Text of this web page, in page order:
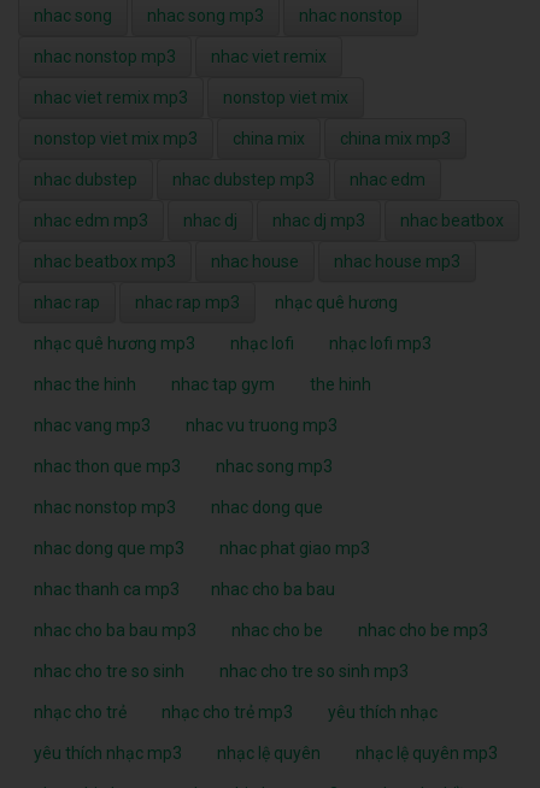
nhac song nhac song mp3 nhac nonstop
nhac nonstop mp3 nhac viet remix
nhac viet remix mp3 nonstop viet mix
nonstop viet mix mp3 china mix china mix mp3
nhac dubstep nhac dubstep mp3 nhac edm
nhac edm mp3 nhac dj nhac dj mp3 nhac beatbox
nhac beatbox mp3 nhac house nhac house mp3
nhac rap nhac rap mp3 nhạc quê hương
nhạc quê hương mp3 nhạc lofi nhạc lofi mp3
nhac the hinh nhac tap gym the hinh
nhac vang mp3 nhac vu truong mp3
nhac thon que mp3 nhac song mp3
nhac nonstop mp3 nhac dong que
nhac dong que mp3 nhac phat giao mp3
nhac thanh ca mp3 nhac cho ba bau
nhac cho ba bau mp3 nhac cho be nhac cho be mp3
nhac cho tre so sinh nhac cho tre so sinh mp3
nhạc cho trẻ nhạc cho trẻ mp3 yêu thích nhạc
yêu thích nhạc mp3 nhạc lệ quyên nhạc lệ quyên mp3